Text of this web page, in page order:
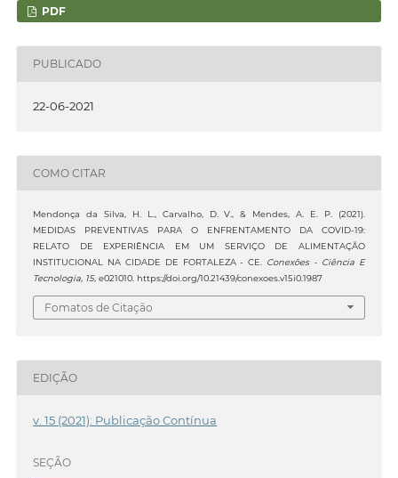
PDF
PUBLICADO
22-06-2021
COMO CITAR
Mendonça da Silva, H. L., Carvalho, D. V., & Mendes, A. E. P. (2021).
MEDIDAS PREVENTIVAS PARA O ENFRENTAMENTO DA COVID-19:
RELATO DE EXPERIÊNCIA EM UM SERVIÇO DE ALIMENTAÇÃO
INSTITUCIONAL NA CIDADE DE FORTALEZA - CE. Conexões - Ciência E
Tecnologia, 15, e021010. https://doi.org/10.21439/conexoes.v15i0.1987
Fomatos de Citação
EDIÇÃO
v. 15 (2021): Publicação Contínua
SEÇÃO